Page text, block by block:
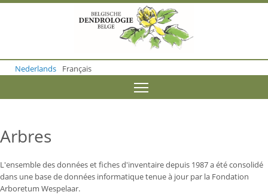
o
m
n
n
t
Nederlands Français
Arbres
L'ensemble des données et fiches d'inventaire depuis 1987 a été consolidé
dans une base de données informatique tenue à jour par la Fondation
Arboretum Wespelaar.